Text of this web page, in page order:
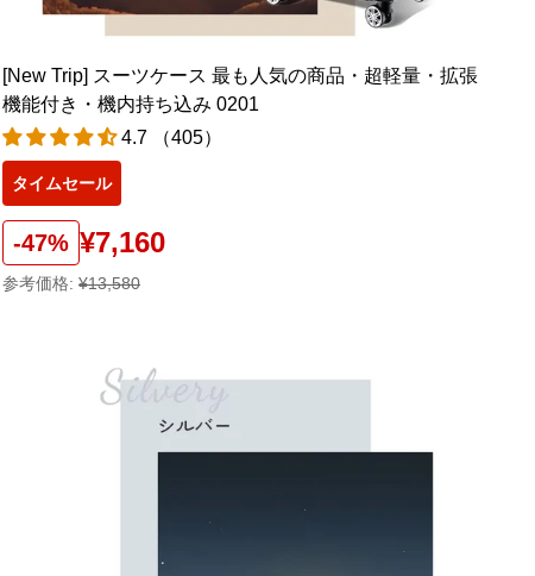
[New Trip] スーツケース 最も人気の商品・超軽量・拡張
機能付き・機内持ち込み 0201
4.7 （405）
タイムセール
-47% ¥7,160
参考価格: ¥13,580